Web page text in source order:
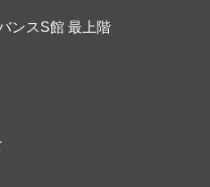
ンスS館 最上階